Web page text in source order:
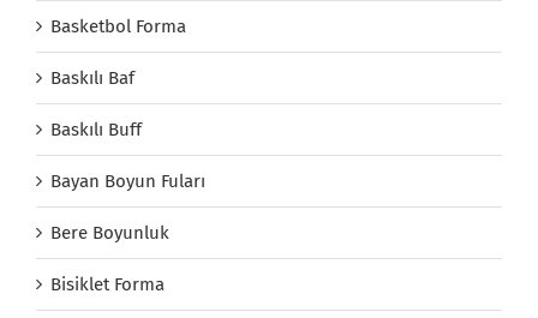
Basketbol Forma
Baskılı Baf
Baskılı Buff
Bayan Boyun Fuları
Bere Boyunluk
Bisiklet Forma